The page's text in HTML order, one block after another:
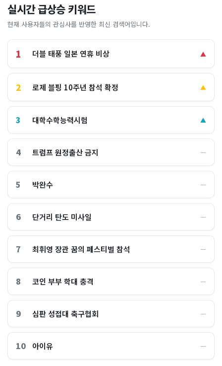
실시간 급상승 키워드
현재 사용자들의 관심사를 반영한 최신 검색어입니다.
1 더블 태풍 일본 연휴 비상 ▲
2 로제 블핑 10주년 참석 확정 ▲
3 대학수학능력시험 ▲
4 트럼프 원정출산 금지 ―
5 박완수 ―
6 단거리 탄도 미사일 ―
7 최휘영 장관 꿈의 페스티벌 참석 ―
8 코인 부부 학대 충격 ―
9 심판 성접대 축구협회 ―
10 아이유 ―